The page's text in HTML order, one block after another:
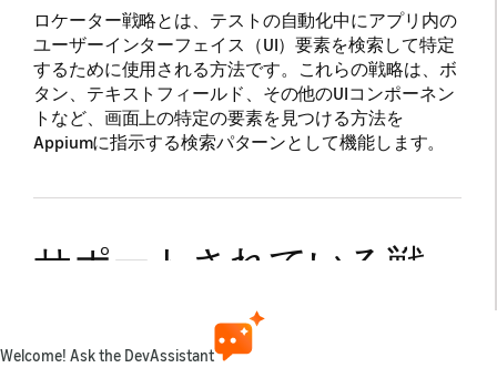
ロケーター戦略とは、テストの自動化中にアプリ内の
ユーザーインターフェイス（UI）要素を検索して特定
するために使用される方法です。
これらの戦略は、ボ
タン、テキストフィールド、その他のUIコンポーネン
トなど、画面上の特定の要素を見つける方法を
Appiumに指示する検索パターンとして機能します。
サポートされている戦
Welcome! Ask the DevAssistant